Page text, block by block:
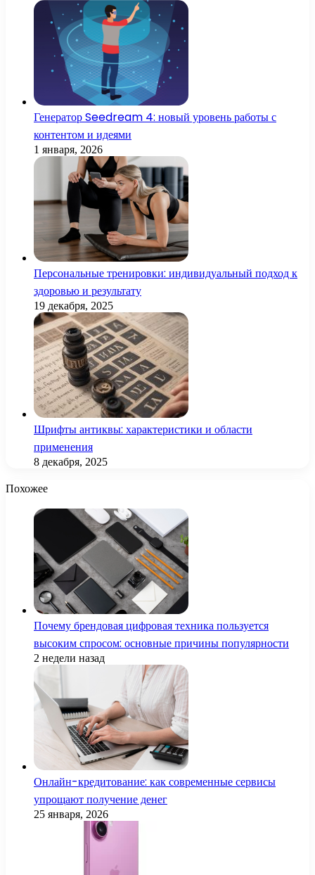
Генератор Seedream 4: новый уровень работы с
контентом и идеями
1 января, 2026
Персональные тренировки: индивидуальный подход к
здоровью и результату
19 декабря, 2025
Шрифты антиквы: характеристики и области
применения
8 декабря, 2025
Похожее
Почему брендовая цифровая техника пользуется
высоким спросом: основные причины популярности
2 недели назад
Онлайн-кредитование: как современные сервисы
упрощают получение денег
25 января, 2026